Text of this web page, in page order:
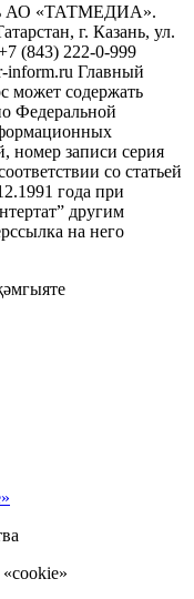
АО «ТАТМЕДИА».
г. Казань, ул.
(843) 222-0-999
inform.ru Главный
может содержать
Федеральной
номер записи серия
со статьей
года при
другим
на него